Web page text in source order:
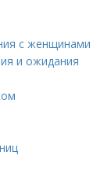
с женщинами
и ожидания